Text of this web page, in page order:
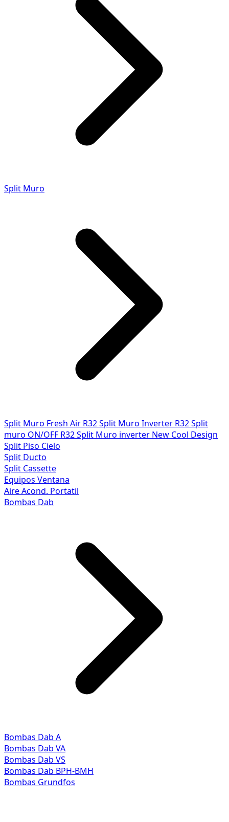
Split Muro
Split Muro Fresh Air R32Split Muro Inverter R32Split
muro ON/OFF R32Split Muro inverter New Cool Design
Split Piso Cielo
Split Ducto
Split Cassette
Equipos Ventana
Aire Acond. Portatil
Bombas Dab
Bombas Dab A
Bombas Dab VA
Bombas Dab VS
Bombas Dab BPH-BMH
Bombas Grundfos